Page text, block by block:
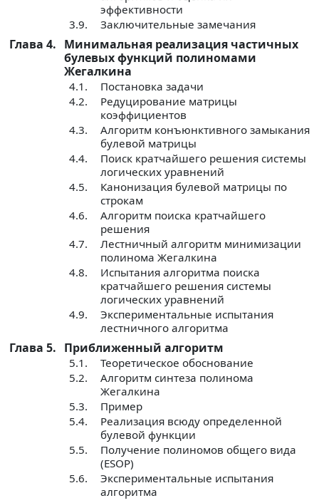
эффективности
3.9.
Заключительные замечания
Глава 4. Минимальная реализация частичных
булевых функций полиномами
Жегалкина
4.1.
Постановка задачи
4.2.
Редуцирование матрицы
коэффициентов
4.3.
Алгоритм конъюнктивного замыкания
булевой матрицы
4.4.
Поиск кратчайшего решения системы
логических уравнений
4.5.
Канонизация булевой матрицы по
строкам
4.6.
Алгоритм поиска кратчайшего
решения
4.7.
Лестничный алгоритм минимизации
полинома Жегалкина
4.8.
Испытания алгоритма поиска
кратчайшего решения системы
логических уравнений
4.9.
Экспериментальные испытания
лестничного алгоритма
Глава 5. Приближенный алгоритм
5.1.
Теоретическое обоснование
5.2.
Алгоритм синтеза полинома
Жегалкина
5.3.
Пример
5.4.
Реализация всюду определенной
булевой функции
5.5.
Получение полиномов общего вида
(ESOP)
5.6.
Экспериментальные испытания
алгоритма